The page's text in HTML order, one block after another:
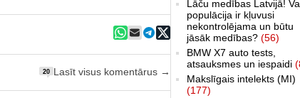
20 Lasīt visus komentārus →
Lāču medības Latvijā!
populācija ir kļuvusi
nekontrolējama un būtu
jāsāk medības? (56)
BMW X7 auto tests,
atsauksmes un iespaidi
Makslīgais intelekts (MI)
(177)